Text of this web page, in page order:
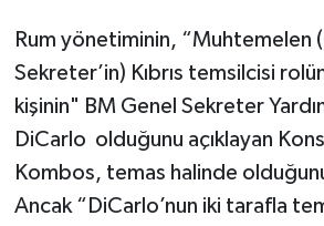
Rum yönetiminin, “Muhtemelen
Sekreter’in) Kıbrıs temsilcisi
kişinin" BM Genel Sekreter
DiCarlo olduğunu açıklayan
Kombos, temas halinde
Ancak “DiCarlo’nun iki tarafla